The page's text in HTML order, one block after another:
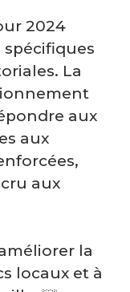
2024
spécifiques
La
aux
aux
aux
la
locaux et à